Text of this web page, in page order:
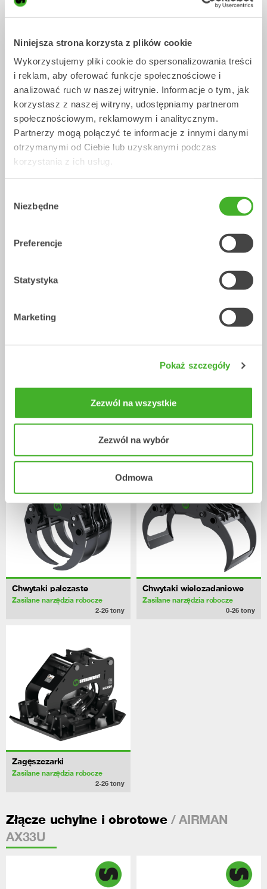
Niniejsza strona korzysta z plików cookie
Wykorzystujemy pliki cookie do spersonalizowania treści
i reklam, aby oferować funkcje społecznościowe i
analizować ruch w naszej witrynie. Informacje o tym, jak
korzystasz z naszej witryny, udostępniamy partnerom
społecznościowym, reklamowym i analitycznym.
Partnerzy mogą połączyć te informacje z innymi danymi
otrzymanymi od Ciebie lub uzyskanymi podczas
korzystania z ich usług.
zgody
Niezbędne
Preferencje
Statystyka
Marketing
Pokaż szczegóły
Zezwól na wszystkie
Zezwól na wybór
Odmowa
Szybkozłącze
Tiltrotatory/ AIRMAN AX33U
Tiltrotatory 4-7 tony
Zasilane narzędzia robocze
/ AIRMAN
Nożyce do drzew
Zasilane narzędzia robocze
4-7tony
Zasilane narzędzia robocze
Chwytaki palczaste
Zasilane narzędzia robocze
2-26 tony
Chwytaki wielozadaniowe
Zasilane narzędzia robocze
0-26 tony
Zagęszczarki
Zasilane narzędzia robocze
2-26 tony
Złącze uchylne i obrotowe/ AIRMAN
AX33U